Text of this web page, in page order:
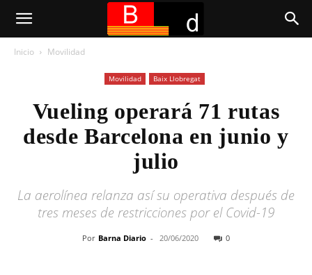
Inicio Movilidad
Movilidad Baix Llobregat
Vueling operará 71 rutas
desde Barcelona en junio y
julio
La aerolínea relanza así su operativa después de
tres meses de restricciones por el Covid-19
Por Barna Diario - 20/06/2020 0